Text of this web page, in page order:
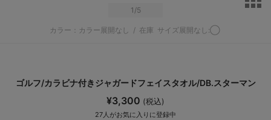
1 /5
カラー：カラー展開なし / 在庫 サイズ展開なし:◯
ゴルフ/カラビナ付きジャガードフェイスタオル/DB.スターマン
¥3,300 (税込)
27人がお気に入りに登録中